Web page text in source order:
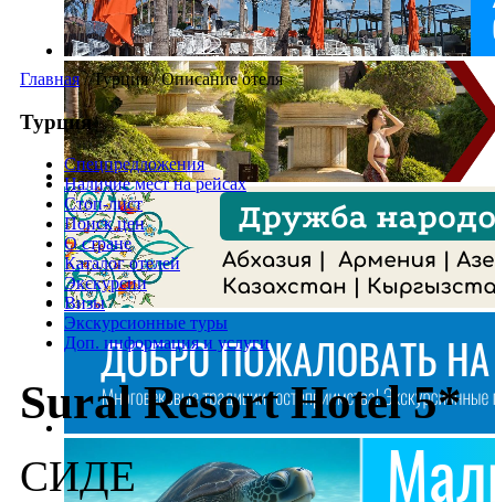
Главная /Турция/Описание отеля
Турция
Спецпредложения
Наличие мест на рейсах
Стоп-лист
Поиск цен
О стране
Каталог отелей
Экскурсии
Визы
Экскурсионные туры
Доп. информация и услуги
Sural Resort Hotel 5*
СИДЕ